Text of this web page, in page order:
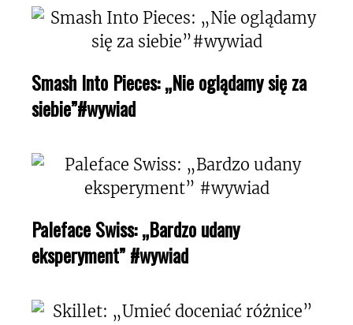
Smash Into Pieces: „Nie oglądamy się za
siebie”#wywiad
Paleface Swiss: „Bardzo udany
eksperyment” #wywiad